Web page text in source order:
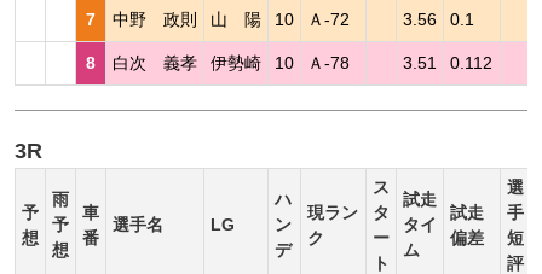
7 中野 政則 山 陽 10 Ａ-72 3.56 0.1
8 白次 義孝 伊勢崎 10 Ａ-78 3.51 0.112
3R
予
想
雨
予
想
車
番
選手名 LG
ハ
ン
デ
現ラン
ク
ス
タ
ー
ト
試走
タイ
ム
試走
偏差
選
手
短
評